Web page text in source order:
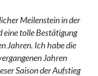
Meilenstein in der
eine tolle Bestätigung
Jahren. Ich habe die
Jahren
Saison der Aufstieg